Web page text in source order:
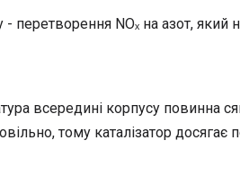
- перетворення NOₓ на азот,
всередині корпусу повинна
тому каталізатор